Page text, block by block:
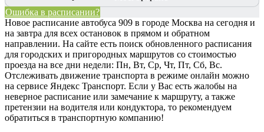
Ошибка в расписании?
Новое расписание автобуса 909 в городе Москва на сегодня и
на завтра для всех остановок в прямом и обратном
направлении. На сайте есть поиск обновленного расписания
для городских и пригородных маршрутов со стоимостью
проезда на все дни недели: Пн, Вт, Ср, Чт, Пт, Сб, Вс.
Отслеживать движение транспорта в режиме онлайн можно
на сервисе Яндекс Транспорт. Если у Вас есть жалобы на
неверное расписание или замечание к маршруту, а также
претензии на водителя или кондуктора, то рекомендуем
обратиться в транспортную компанию!